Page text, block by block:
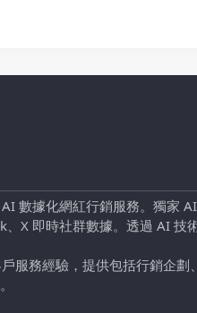
數據化網紅行銷服務。獨家
X 即時社群數據。透過 AI
服務經驗，提供包括行銷企